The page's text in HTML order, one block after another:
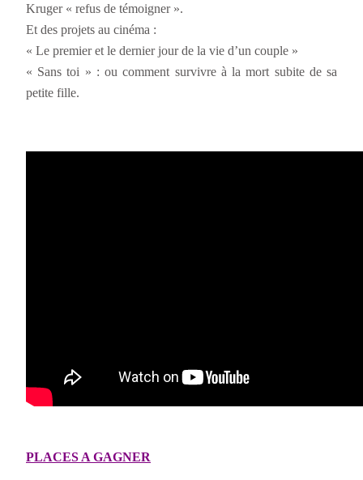
Kruger « refus de témoigner ».
Et des projets au cinéma :
« Le premier et le dernier jour de la vie d’un couple »
« Sans toi » : ou comment survivre à la mort subite de sa
petite fille.
PLACES A GAGNER